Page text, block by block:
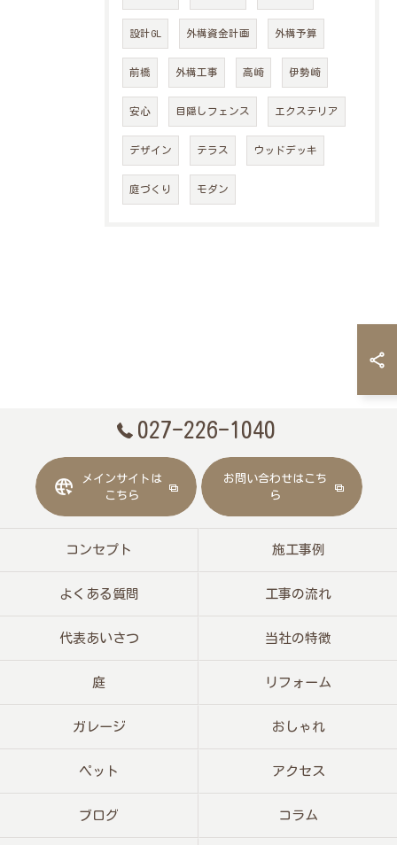
設計GL 外構資金計画 外構予算
前橋 外構工事 高崎 伊勢崎
安心 目隠しフェンス エクステリア
デザイン テラス ウッドデッキ
庭づくり モダン
027-226-1040
メインサイトは
こちら
お問い合わせはこち
ら
コンセプト 施工事例
よくある質問 工事の流れ
代表あいさつ 当社の特徴
庭 リフォーム
ガレージ おしゃれ
ペット アクセス
ブログ コラム